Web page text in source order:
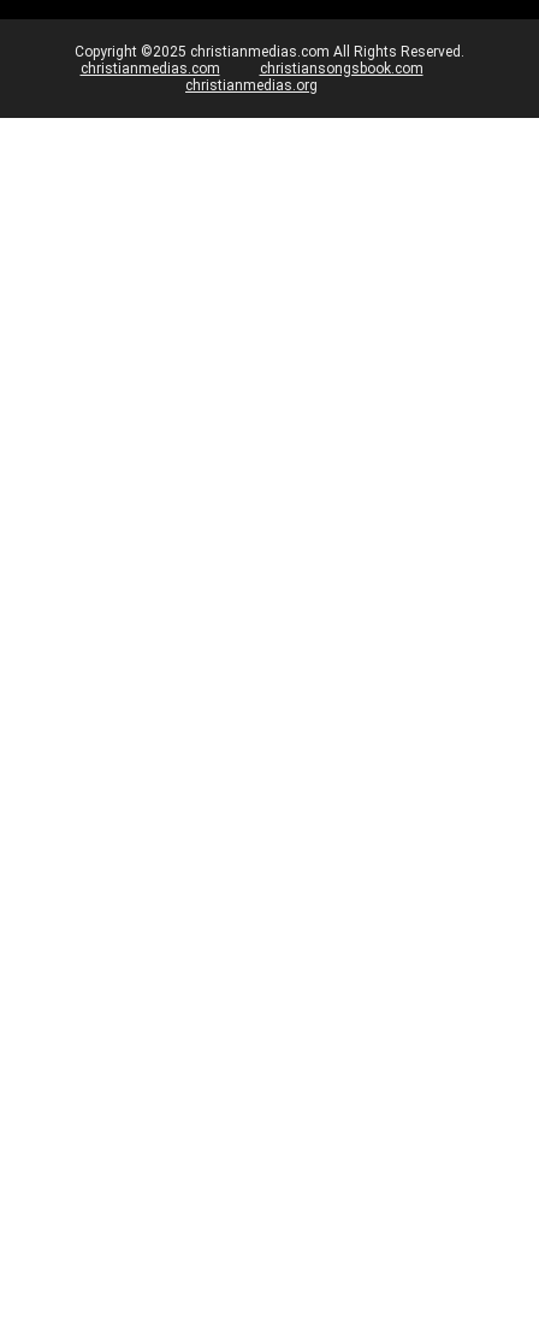
Copyright ©2025 christianmedias.com All Rights Reserved.
christianmedias.com
christiansongsbook.com
christianmedias.org